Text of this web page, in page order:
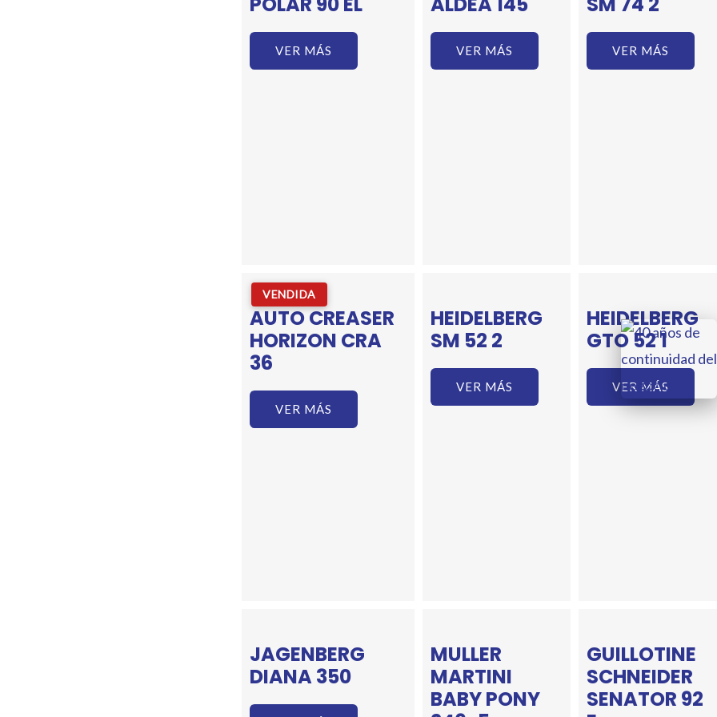
VER MÁS VER MÁS VER MÁS
VENDIDA
AUTO CREASER
HORIZON CRA
36
VER MÁS
HEIDELBERG
SM 52 2
VER MÁS
HEIDELBERG
GTO 52 1
VER MÁS
JAGENBERG
DIANA 350
MULLER
MARTINI
BABY PONY
GUILLOTINE
SCHNEIDER
SENATOR 92